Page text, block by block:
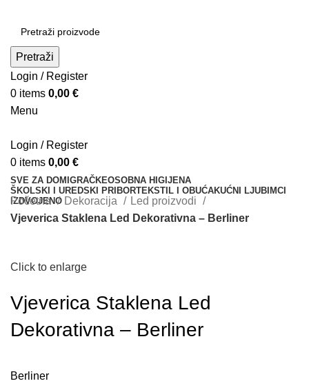
Pretraži
Login / Register
0 items 0,00 €
Menu
Login / Register
0 items 0,00 €
SVE ZA DOM IGRAČKEOSOBNA HIGIJENA
ŠKOLSKI I UREDSKI PRIBORTEKSTIL I OBUĆAKUĆNI LJUBIMCI
IZDVOJENO
Početna Dekoracija
Led proizvodi
Vjeverica Staklena Led Dekorativna – Berliner
Click to enlarge
Vjeverica Staklena Led
Dekorativna – Berliner
Berliner